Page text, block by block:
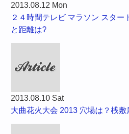
2013.08.12 Mon
２４時間テレビ マラソン スター
と距離は?
2013.08.10 Sat
大曲花火大会 2013 穴場は？桟